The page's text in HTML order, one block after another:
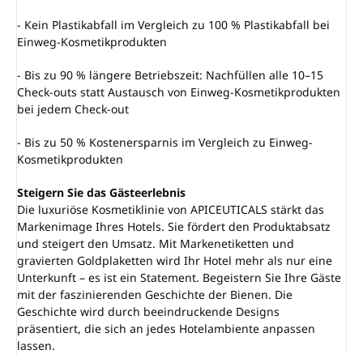
- Kein Plastikabfall im Vergleich zu 100 % Plastikabfall bei
Einweg-Kosmetikprodukten
- Bis zu 90 % längere Betriebszeit: Nachfüllen alle 10–15
Check-outs statt Austausch von Einweg-Kosmetikprodukten
bei jedem Check-out
- Bis zu 50 % Kostenersparnis im Vergleich zu Einweg-
Kosmetikprodukten
Steigern Sie das Gästeerlebnis
Die luxuriöse Kosmetiklinie von APICEUTICALS stärkt das
Markenimage Ihres Hotels. Sie fördert den Produktabsatz
und steigert den Umsatz. Mit Markenetiketten und
gravierten Goldplaketten wird Ihr Hotel mehr als nur eine
Unterkunft – es ist ein Statement. Begeistern Sie Ihre Gäste
mit der faszinierenden Geschichte der Bienen. Die
Geschichte wird durch beeindruckende Designs
präsentiert, die sich an jedes Hotelambiente anpassen
lassen.